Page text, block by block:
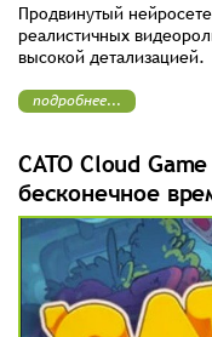
Продвинутый
реалистичных
высокой детализацией.
подробнее...
CATO Cloud
бесконечное